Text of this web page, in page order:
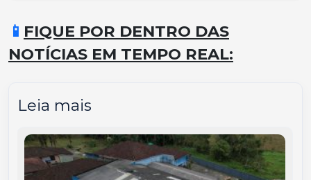
📱 FIQUE POR DENTRO DAS
NOTÍCIAS EM TEMPO REAL:
Leia mais